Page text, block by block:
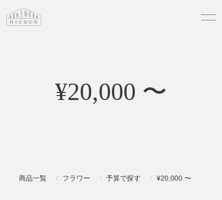
¥20,000 〜
商品一覧 フラワー 予算で探す ¥20,000 〜